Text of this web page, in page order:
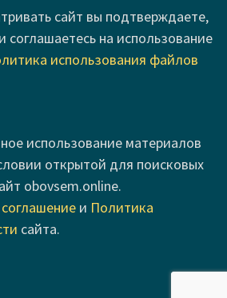
сайт вы подтверждаете,
соглашаетесь на использование
использования файлов
использование материалов
открытой для поисковых
obovsem.online.
и Политика
сайта.